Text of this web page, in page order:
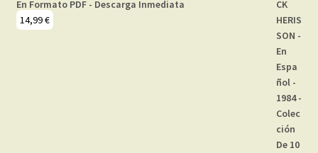
En Formato PDF - Descarga Inmediata
14,99€